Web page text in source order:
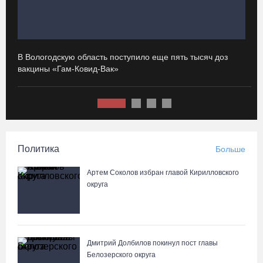
06.08.26 / 13:28
кубометров лесопродукции
Пострадавшего в ДТП под Вологдой мотоциклиста
госпитализировали в больницу
В Вологодскую область поступило еще пять тысяч доз
вакцины «Гам-Ковид-Вак»
Политика Больше
Артем Соколов избран главой Кирилловского
округа
Дмитрий Долбилов покинул пост главы
Белозерского округа